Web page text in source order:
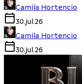
Camila Hortencio
30.jul.26
Camila Hortencio
30.jul.26